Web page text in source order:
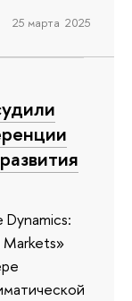
25 марта 2025
Markets»